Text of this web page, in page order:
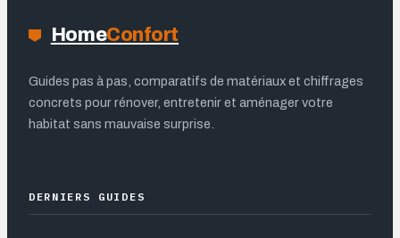
HomeConfort
Guides pas à pas, comparatifs de matériaux et chiffrages
concrets pour rénover, entretenir et aménager votre
habitat sans mauvaise surprise.
DERNIERS GUIDES